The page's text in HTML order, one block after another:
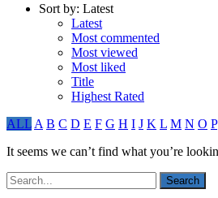
Sort by: Latest
Latest
Most commented
Most viewed
Most liked
Title
Highest Rated
ALL A B C D E F G H I J K L M N O P
It seems we can’t find what you’re